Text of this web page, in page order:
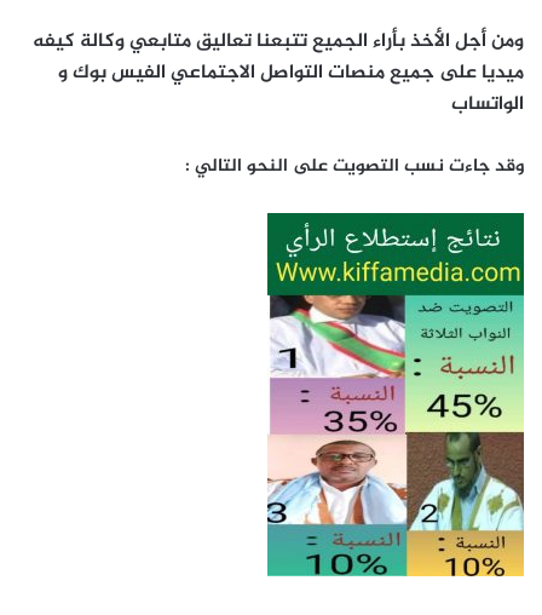
ومن أجل الأخذ بأراء الجميع تتبعنا تعاليق متابعي وكالة كيفه
ميديا على جميع منصات التواصل الاجتماعي الفيس بوك و
الواتساب
وقد جاءت نسب التصويت على النحو التالي :